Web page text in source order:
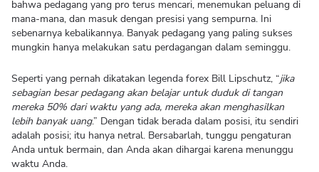
bahwa pedagang yang pro terus mencari, menemukan peluang di
mana-mana, dan masuk dengan presisi yang sempurna. Ini
sebenarnya kebalikannya. Banyak pedagang yang paling sukses
mungkin hanya melakukan satu perdagangan dalam seminggu.
Seperti yang pernah dikatakan legenda forex Bill Lipschutz, “jika
sebagian besar pedagang akan belajar untuk duduk di tangan
mereka 50% dari waktu yang ada, mereka akan menghasilkan
lebih banyak uang.” Dengan tidak berada dalam posisi, itu sendiri
adalah posisi; itu hanya netral. Bersabarlah, tunggu pengaturan
Anda untuk bermain, dan Anda akan dihargai karena menunggu
waktu Anda.